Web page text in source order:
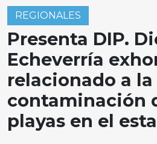
REGIONALES
Presenta DIP.
Echeverría
relacionado a la
contaminación
playas en el